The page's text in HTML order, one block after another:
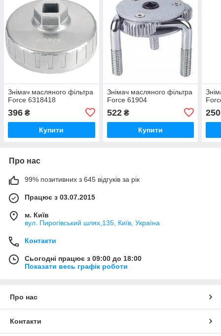
Знімач масляного фільтра
Force 6318418
396 ₴
Купити
Знімач масляного фільтра
Force 61904
522₴
Купити
Про нас
99% позитивних з 645 відгуків за рік
Працює з 03.07.2015
м. Київ
вул. Пирогівський шлях,135, Київ, Україна
Контакти
Сьогодні працює з 09:00 до 18:00
Показати весь графік роботи
Про нас
Контакти